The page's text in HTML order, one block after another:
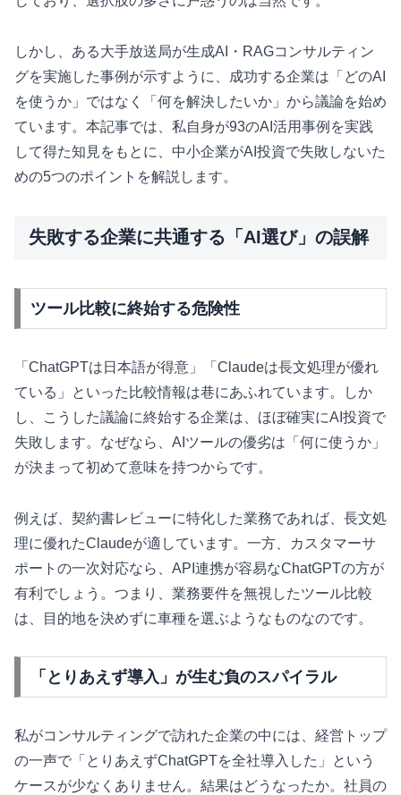
しかし、ある大手放送局が生成AI・RAGコンサルティン
グを実施した事例が示すように、成功する企業は「どのAI
を使うか」ではなく「何を解決したいか」から議論を始め
ています。本記事では、私自身が93のAI活用事例を実践
して得た知見をもとに、中小企業がAI投資で失敗しないた
めの5つのポイントを解説します。
失敗する企業に共通する「AI選び」の誤解
ツール比較に終始する危険性
「ChatGPTは日本語が得意」「Claudeは長文処理が優れ
ている」といった比較情報は巷にあふれています。しか
し、こうした議論に終始する企業は、ほぼ確実にAI投資で
失敗します。なぜなら、AIツールの優劣は「何に使うか」
が決まって初めて意味を持つからです。
例えば、契約書レビューに特化した業務であれば、長文処
理に優れたClaudeが適しています。一方、カスタマーサ
ポートの一次対応なら、API連携が容易なChatGPTの方が
有利でしょう。つまり、業務要件を無視したツール比較
は、目的地を決めずに車種を選ぶようなものなのです。
「とりあえず導入」が生む負のスパイラル
私がコンサルティングで訪れた企業の中には、経営トップ
の一声で「とりあえずChatGPTを全社導入した」という
ケースが少なくありません。結果はどうなったか。社員の